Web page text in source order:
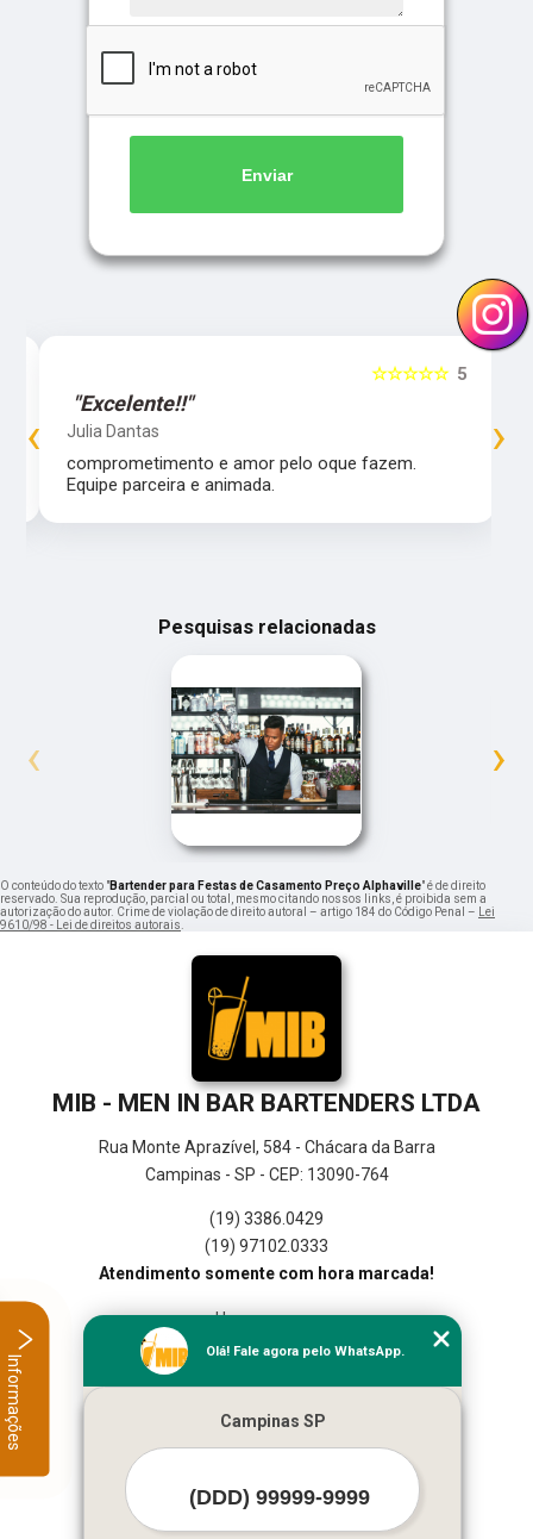
Enviar
5
☆☆☆☆☆
"Excelente!!"
Julia Dantas
comprometimento e amor pelo oque fazem.
Equipe parceira e animada.
‹ ›
Pesquisas relacionadas
‹ ›
O conteúdo do texto "Bartender para Festas de Casamento Preço Alphaville" é de direito
reservado. Sua reprodução, parcial ou total, mesmo citando nossos links, é proibida sem a
autorização do autor. Crime de violação de direito autoral – artigo 184 do Código Penal – Lei
9610/98 - Lei de direitos autorais.
MIB - MEN IN BAR BARTENDERS LTDA
Rua Monte Aprazível, 584 - Chácara da Barra
Campinas - SP - CEP: 13090-764
(19) 3386.0429
(19) 97102.0333
Atendimento somente com hora marcada!
Home
Empresa
Contato
Olá! Fale agora pelo WhatsApp.
Campinas SP
Informações